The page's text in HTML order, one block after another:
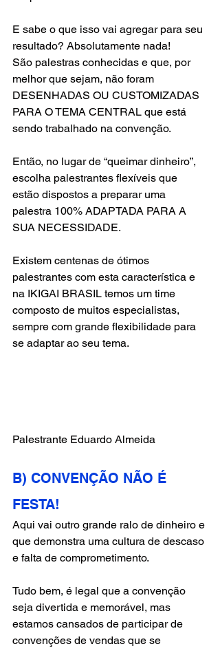
E sabe o que isso vai agregar para seu
resultado? Absolutamente nada!
São palestras conhecidas e que, por
melhor que sejam, não foram
DESENHADAS OU CUSTOMIZADAS
PARA O TEMA CENTRAL que está
sendo trabalhado na convenção.
Então, no lugar de “queimar dinheiro”,
escolha palestrantes flexíveis que
estão dispostos a preparar uma
palestra 100% ADAPTADA PARA A
SUA NECESSIDADE.
Existem centenas de ótimos
palestrantes com esta característica e
na IKIGAI BRASIL temos um time
composto de muitos especialistas,
sempre com grande flexibilidade para
se adaptar ao seu tema.
Palestrante Eduardo Almeida
B) CONVENÇÃO NÃO É
FESTA!
Aqui vai outro grande ralo de dinheiro e
que demonstra uma cultura de descaso
e falta de comprometimento.
Tudo bem, é legal que a convenção
seja divertida e memorável, mas
estamos cansados de participar de
convenções de vendas que se